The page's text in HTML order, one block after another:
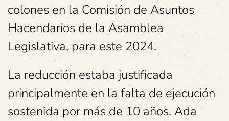
colones en la Comisión de Asuntos
Hacendarios de la Asamblea
Legislativa, para este 2024.
La reducción estaba justificada
principalmente en la falta de ejecución
sostenida por más de 10 años. Ada